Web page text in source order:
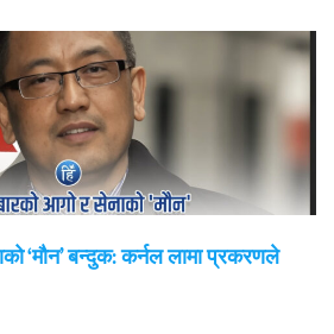
‘मौन’ बन्दुक: कर्नल लामा प्रकरणले